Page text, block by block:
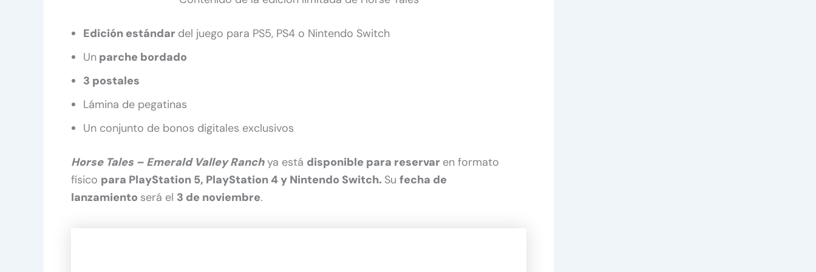
Edición estándar del juego para PS5, PS4 o Nintendo Switch
Un parche bordado
3 postales
Lámina de pegatinas
Un conjunto de bonos digitales exclusivos
Horse Tales – Emerald Valley Ranchya está disponible para reservar en formato
físico para PlayStation 5, PlayStation 4 y Nintendo Switch. Su fecha de
lanzamiento será el 3 de noviembre.